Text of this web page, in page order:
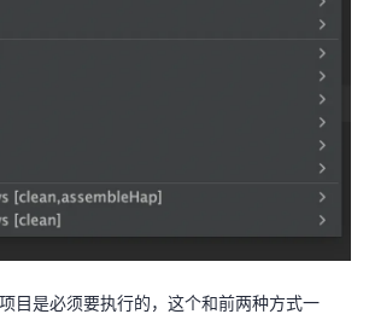
目是必须要执行的，这个和前两种方式一